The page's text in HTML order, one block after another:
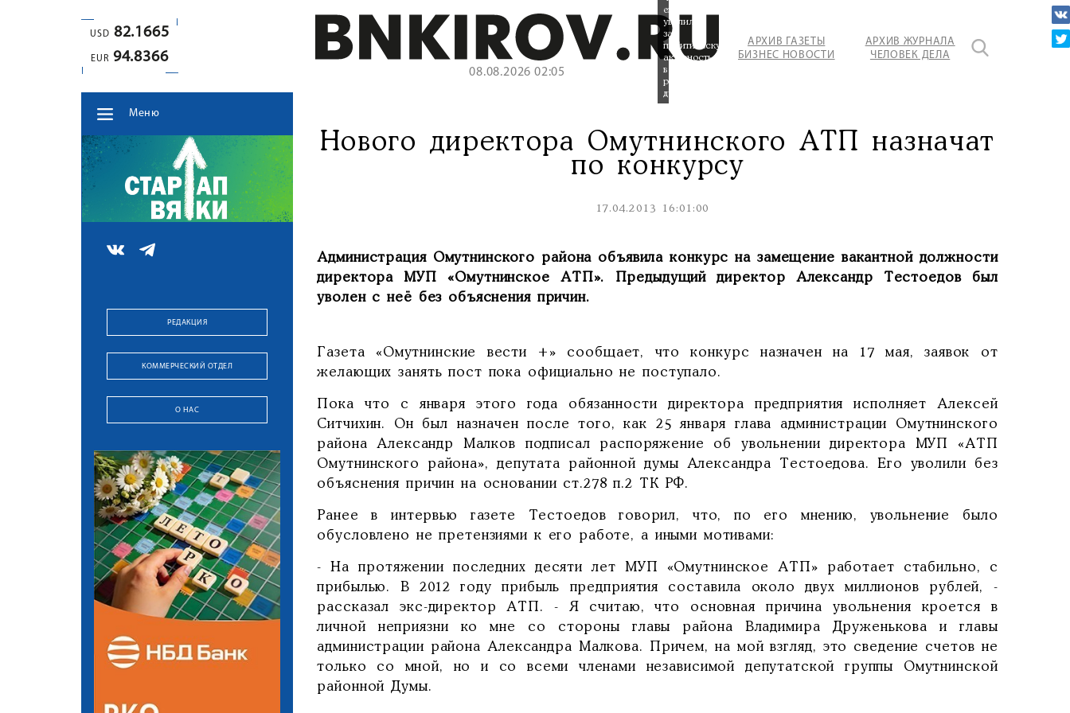
USD 82.1665
EUR 94.8366
08.08.2026 02:05
АРХИВ ГАЗЕТЫ
БИЗНЕС НОВОСТИ
АРХИВ ЖУРНАЛА
ЧЕЛОВЕК ДЕЛА
Меню
РЕДАКЦИЯ
КОММЕРЧЕСКИЙ ОТДЕЛ
О НАС
его
уволили
за
политическую
активность
в
районной
думе.
Нового директора Омутнинского АТП назначат
по конкурсу
17.04.2013 16:01:00
Администрация Омутнинского района объявила конкурс на замещение вакантной должности
директора МУП «Омутнинское АТП». Предыдущий директор Александр Тестоедов был
уволен с неё без объяснения причин.
Газета «Омутнинские вести +» сообщает, что конкурс назначен на 17 мая, заявок от
желающих занять пост пока официально не поступало.
Пока что с января этого года обязанности директора предприятия исполняет Алексей
Ситчихин. Он был назначен после того, как 25 января глава администрации Омутнинского
района Александр Малков подписал распоряжение об увольнении директора МУП «АТП
Омутнинского района», депутата районной думы Александра Тестоедова. Его уволили без
объяснения причин на основании ст.278 п.2 ТК РФ.
Ранее в интервью газете Тестоедов говорил, что, по его мнению, увольнение было
обусловлено не претензиями к его работе, а иными мотивами:
- На протяжении последних десяти лет МУП «Омутнинское АТП» работает стабильно, с
прибылью. В 2012 году прибыль предприятия составила около двух миллионов рублей, -
рассказал экс-директор АТП. - Я считаю, что основная причина увольнения кроется в
личной неприязни ко мне со стороны главы района Владимира Друженькова и главы
администрации района Александра Малкова. Причем, на мой взгляд, это сведение счетов не
только со мной, но и со всеми членами независимой депутатской группы Омутнинской
районной Думы.